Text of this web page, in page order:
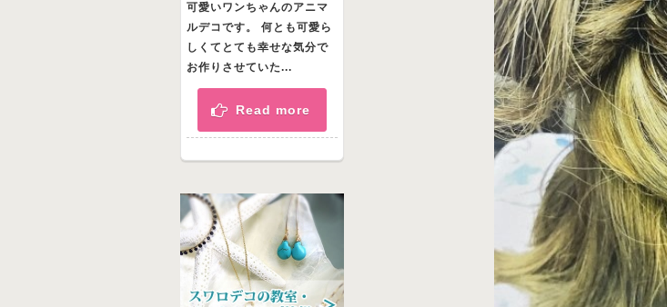
可愛いワンちゃんのアニマ
ルデコです。 何とも可愛ら
しくてとても幸せな気分で
お作りさせていた...
Read more